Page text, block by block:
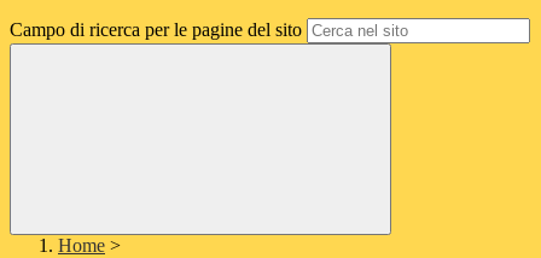
Campo di ricerca per le pagine del sito
Home >